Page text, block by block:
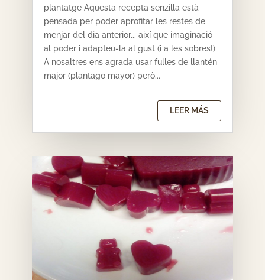
plantatge Aquesta recepta senzilla està
pensada per poder aprofitar les restes de
menjar del dia anterior... així que imaginació
al poder i adapteu-la al gust (i a les sobres!)
A nosaltres ens agrada usar fulles de llantén
major (plantago mayor) però...
LEER MÁS